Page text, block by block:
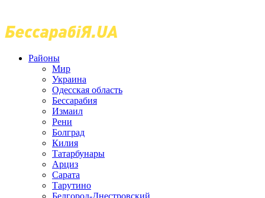
Районы
Мир
Украина
Одесская область
Бессарабия
Измаил
Рени
Болград
Килия
Татарбунары
Арциз
Сарата
Тарутино
Белгород-Днестровский